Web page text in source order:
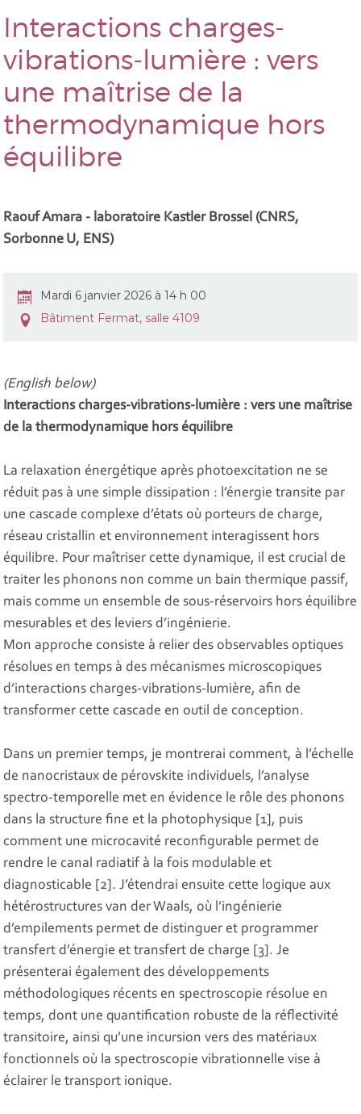
Interactions charges-
vibrations-lumière : vers
une maîtrise de la
thermodynamique hors
équilibre
Raouf Amara - laboratoire Kastler Brossel (CNRS,
Sorbonne U, ENS)
Mardi 6 janvier 2026 à 14 h 00
Bâtiment Fermat, salle 4109
(English below)
Interactions charges-vibrations-lumière : vers une maîtrise
de la thermodynamique hors équilibre
La relaxation énergétique après photoexcitation ne se
réduit pas à une simple dissipation : l’énergie transite par
une cascade complexe d’états où porteurs de charge,
réseau cristallin et environnement interagissent hors
équilibre. Pour maîtriser cette dynamique, il est crucial de
traiter les phonons non comme un bain thermique passif,
mais comme un ensemble de sous-réservoirs hors équilibre
mesurables et des leviers d’ingénierie.
Mon approche consiste à relier des observables optiques
résolues en temps à des mécanismes microscopiques
d’interactions charges-vibrations-lumière, afin de
transformer cette cascade en outil de conception.
Dans un premier temps, je montrerai comment, à l’échelle
de nanocristaux de pérovskite individuels, l’analyse
spectro-temporelle met en évidence le rôle des phonons
dans la structure fine et la photophysique [1], puis
comment une microcavité reconfigurable permet de
rendre le canal radiatif à la fois modulable et
diagnosticable [2]. J’étendrai ensuite cette logique aux
hétérostructures van der Waals, où l’ingénierie
d’empilements permet de distinguer et programmer
transfert d’énergie et transfert de charge [3]. Je
présenterai également des développements
méthodologiques récents en spectroscopie résolue en
temps, dont une quantification robuste de la réflectivité
transitoire, ainsi qu’une incursion vers des matériaux
fonctionnels où la spectroscopie vibrationnelle vise à
éclairer le transport ionique.